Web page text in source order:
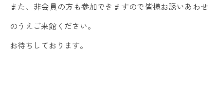
また、非会員の方も参加できますので皆様お誘いあわせ
のうえご来館ください。
お待ちしております。